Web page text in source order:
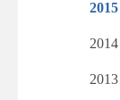
2015
2014
2013